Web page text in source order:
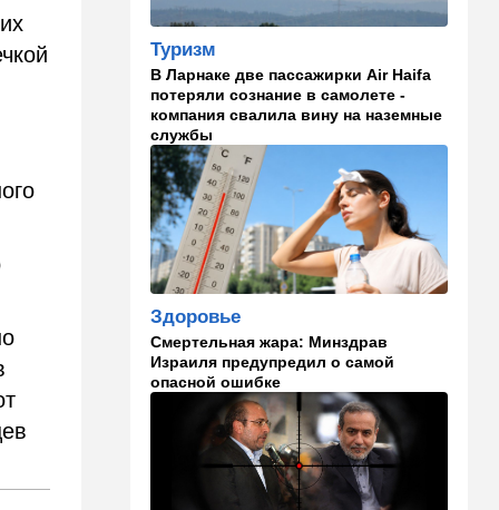
что выяснили ученые
13:47 Ближний Восток
Турция все ближе подходит
к опасной черте в
отношениях с Израилем:
провокационное заявление
13:45 В мире
Помидоры научились
предупреждать соседей об
опасном вирусе
Что действительно помогает
пережить израильскую
жару, а что является мифом.
Разбираемся
Израиль
США суют Израилю палки в
колеса после гибели
военных в Ливане
Туризм
В Ларнаке две пассажирки Air Haifa
потеряли сознание в самолете -
компания свалила вину на наземные
службы
Здоровье
Смертельная жара: Минздрав
Израиля предупредил о самой
опасной ошибке